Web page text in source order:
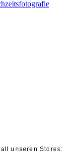
unseren Stores: